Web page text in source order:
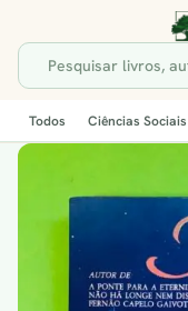
Todos Ciências Sociais